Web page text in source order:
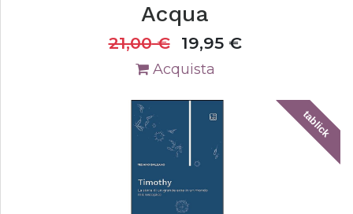
Acqua
21,00€ 19,95€
Acquista
tablick